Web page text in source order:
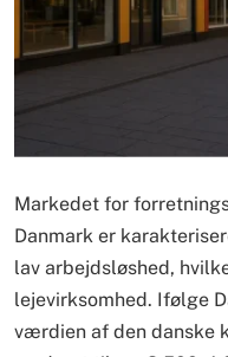
Markedet for
Danmark er
lav arbejdsløshed,
lejevirksomhed. Ifølge
værdien af den danske